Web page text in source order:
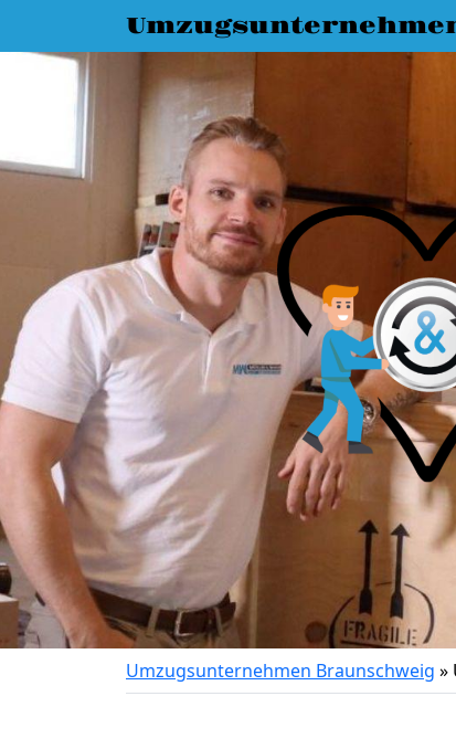
Umzugsunternehmen Braunschweig »